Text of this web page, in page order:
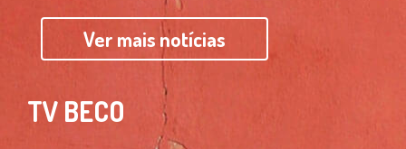
Ver mais notícias
TV BECO